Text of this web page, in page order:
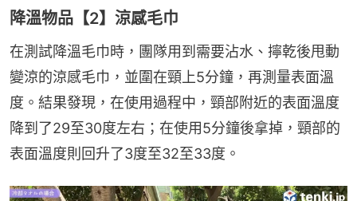
降溫物品【2】涼感毛巾
在測試降溫毛巾時，團隊用到需要沾水、擰乾後甩動
變涼的涼感毛巾，並圍在頸上5分鐘，再測量表面溫
度。結果發現，在使用過程中，頸部附近的表面溫度
降到了29至30度左右；在使用5分鐘後拿掉，頸部的
表面溫度則回升了3度至32至33度。